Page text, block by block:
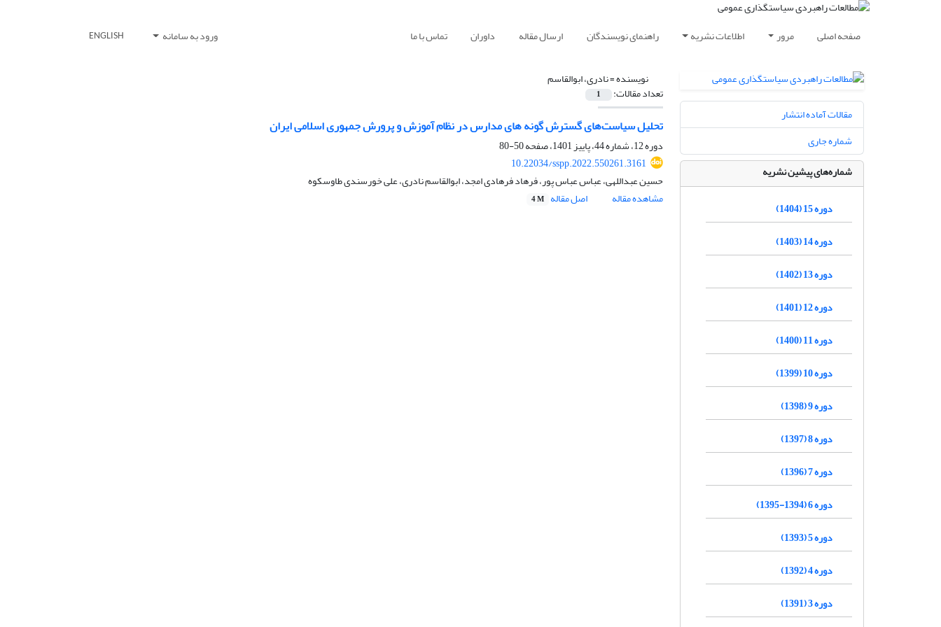
صفحه اصلی مرور اطلاعات نشریه راهنمای نویسندگان ارسال مقاله داوران تماس با ما ورود به سامانه ENGLISH
نویسنده =نادری، ابوالقاسم
تعداد مقالات: 1
تحلیل سیاست‌های‌ گسترش گونه های مدارس در نظام آموزش و پرورش جمهوری اسلامی ایران
دوره 12، شماره 44، پاییز 1401، صفحه
50-80
10.22034/sspp.2022.550261.3161
حسین عبداللهی، عباس عباس پور، فرهاد فرهادی امجد، ابوالقاسم نادری، علی خورسندی طاوسکوه
مشاهده مقاله
اصل مقاله 4 M
مقالات آماده انتشار
شماره جاری
شماره‌های پیشین نشریه
دوره 15 (1404)
دوره 14 (1403)
دوره 13 (1402)
دوره 12 (1401)
دوره 11 (1400)
دوره 10 (1399)
دوره 9 (1398)
دوره 8 (1397)
دوره 7 (1396)
دوره 6 (1394-1395)
دوره 5 (1393)
دوره 4 (1392)
دوره 3 (1391)